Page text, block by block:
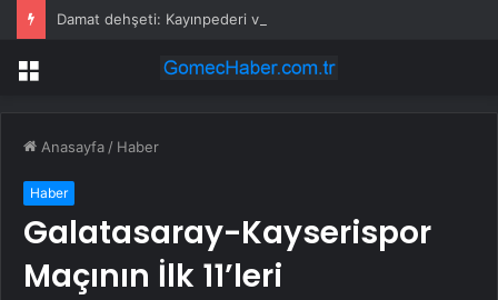
Damat dehşeti: Kayınpederi ve kayınvalidesini öldürdü
Menü
Anasayfa / Haber
Haber
Galatasaray-Kayserispor
Maçının İlk 11’leri